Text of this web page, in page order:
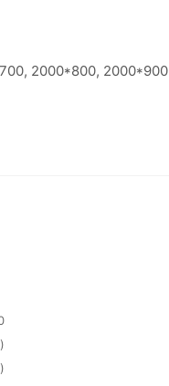
2000*800, 2000*900